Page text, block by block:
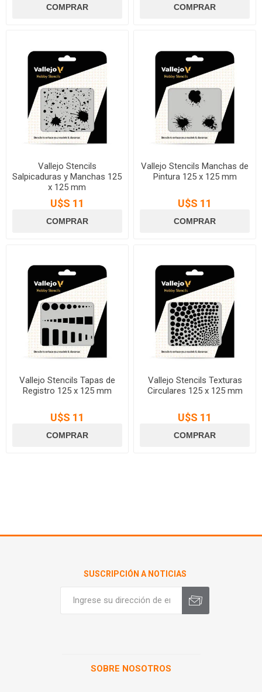
Vallejo Stencils
Salpicaduras y Manchas 125
x 125 mm
U$S 11
Vallejo Stencils Manchas de
Pintura 125 x 125 mm
U$S 11
Vallejo Stencils Tapas de
Registro 125 x 125 mm
U$S 11
Vallejo Stencils Texturas
Circulares 125 x 125 mm
U$S 11
SUSCRIPCIÓN A NOTICIAS
SOBRE NOSOTROS